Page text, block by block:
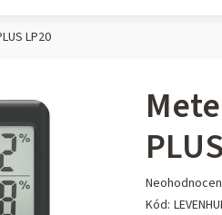
LP20
Průměrné
hodnocení
Kód: